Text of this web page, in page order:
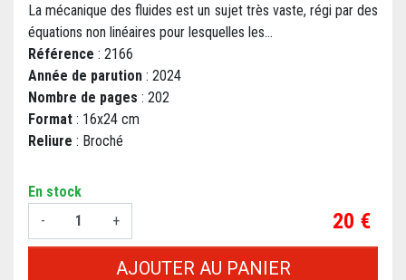
La mécanique des fluides est un sujet très vaste, régi par des
équations non linéaires pour lesquelles les...
Référence : 2166
Année de parution : 2024
Nombre de pages : 202
Format : 16x24 cm
Reliure : Broché
En stock
-
+ Prix
20 €
AJOUTER AU PANIER